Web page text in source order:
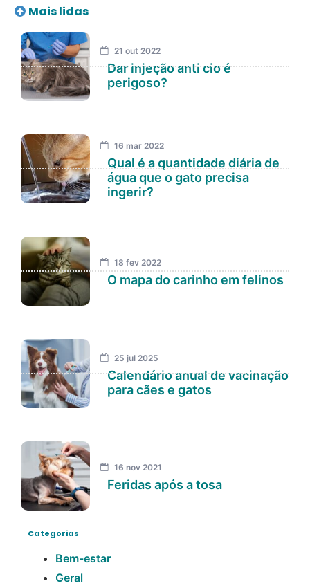
Mais lidas
21 out 2022
Dar injeção anti cio é
perigoso?
16 mar 2022
Qual é a quantidade diária de
água que o gato precisa
ingerir?
18 fev 2022
O mapa do carinho em felinos
25 jul 2025
Calendário anual de vacinação
para cães e gatos
16 nov 2021
Feridas após a tosa
Categorias
Bem-estar
Geral